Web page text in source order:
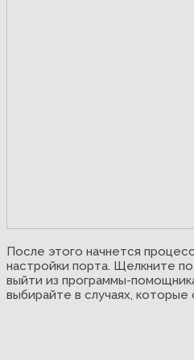
После этого начнется
настройки порта. Щелкните
выйти из программы-
выбирайте в случаях,